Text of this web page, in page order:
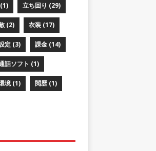
立ち回り (29)
(2) 衣装 (17)
定 (3) 課金 (14)
話ソフト (1)
境 (1) 閲歴 (1)